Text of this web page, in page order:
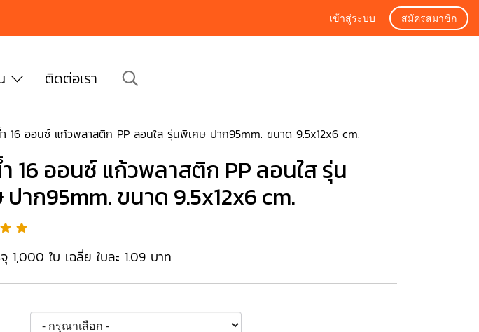
เข้าสู่ระบบ สมัครสมาชิก
ติดต่อเรา
16 ออนซ์ แก้วพลาสติก PP ลอนใส รุ่นพิเศษ ปาก95mm. ขนาด 9.5x12x6 cm.
16 ออนซ์ แก้วพลาสติก PP ลอนใส รุ่น
าก95mm. ขนาด 9.5x12x6 cm.
1,000 ใบ เฉลี่ย ใบละ 1.09 บาท